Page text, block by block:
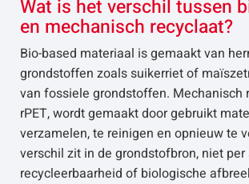
Wat is het verschil tussen
en mechanisch recyclaat?
Bio-based materiaal is gemaakt van
grondstoffen zoals suikerriet of
van fossiele grondstoffen. Mechanisch
rPET, wordt gemaakt door gebruikt
verzamelen, te reinigen en opnieuw te
verschil zit in de grondstofbron, niet per
recycleerbaarheid of biologische